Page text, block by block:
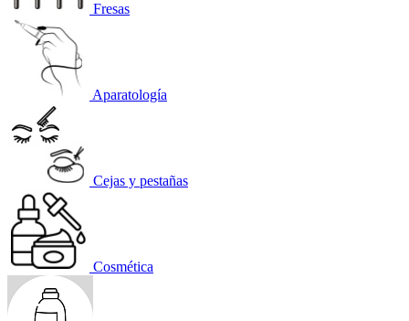
Fresas
Aparatología
Cejas y pestañas
Cosmética